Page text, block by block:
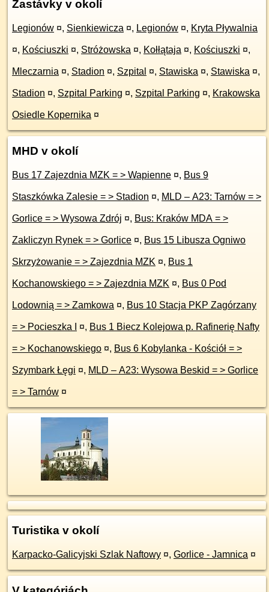
Zastávky v okolí
Legionów ¤, Sienkiewicza ¤, Legionów ¤, Kryta Pływalnia
¤, Kościuszki ¤, Stróżowska ¤, Kołłątaja ¤, Kościuszki ¤,
Mleczarnia ¤, Stadion ¤, Szpital ¤, Stawiska ¤, Stawiska ¤,
Stadion ¤, Szpital Parking ¤, Szpital Parking ¤, Krakowska
Osiedle Kopernika ¤
MHD v okolí
Bus 17 Zajezdnia MZK = > Wapienne ¤, Bus 9
Staszkówka Zalesie = > Stadion ¤, MLD – A23: Tarnów = >
Gorlice = > Wysowa Zdrój ¤, Bus: Kraków MDA = >
Zakliczyn Rynek = > Gorlice ¤, Bus 15 Libusza Ogniwo
Skrzyżowanie = > Zajezdnia MZK ¤, Bus 1
Kochanowskiego = > Zajezdnia MZK ¤, Bus 0 Pod
Lodownią = > Zamkowa ¤, Bus 10 Stacja PKP Zagórzany
= > Pocieszka I ¤, Bus 1 Biecz Kolejowa p. Rafinerię Nafty
= > Kochanowskiego ¤, Bus 6 Kobylanka - Kościół = >
Szymbark Łęgi ¤, MLD – A23: Wysowa Beskid = > Gorlice
= > Tarnów ¤
Turistika v okolí
Karpacko-Galicyjski Szlak Naftowy ¤, Gorlice - Jamnica ¤